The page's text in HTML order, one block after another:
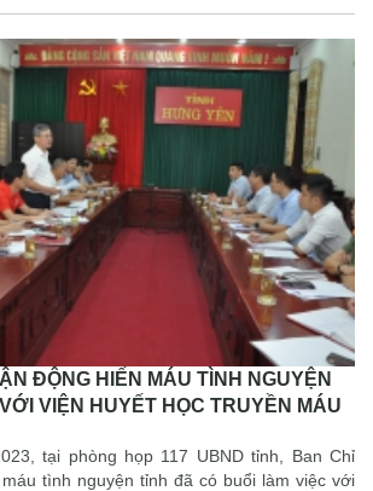
ĐỘNG HIẾN MÁU TÌNH NGUYỆN
VIỆN HUYẾT HỌC TRUYỀN MÁU
tại phòng họp 117 UBND tỉnh, Ban Chỉ
tình nguyện tỉnh đã có buổi làm việc với